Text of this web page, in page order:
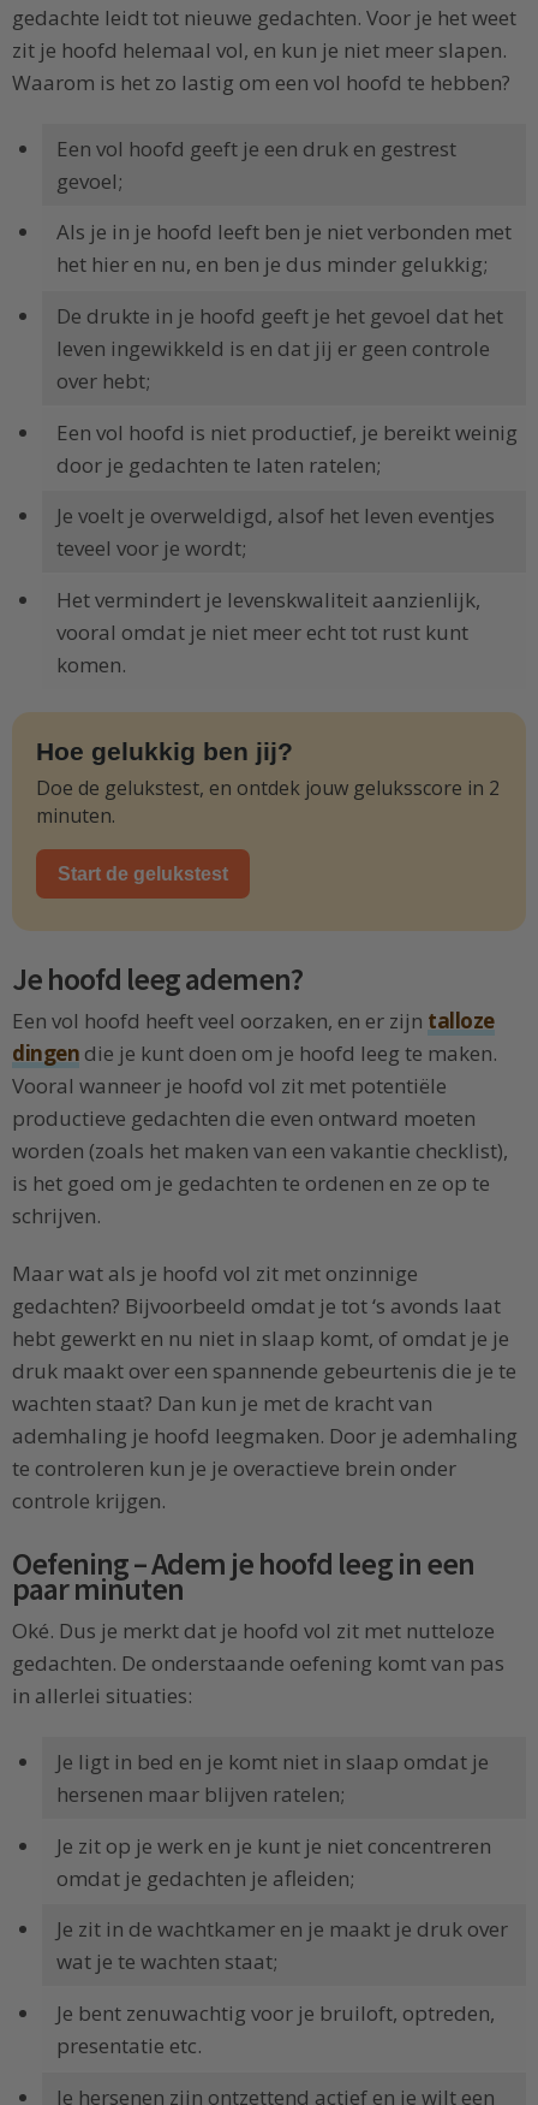
gedachte leidt tot nieuwe gedachten. Voor je het weet
zit je hoofd helemaal vol, en kun je niet meer slapen.
Waarom is het zo lastig om een vol hoofd te hebben?
Een vol hoofd geeft je een druk en gestrest
gevoel;
Als je in je hoofd leeft ben je niet verbonden met
het hier en nu, en ben je dus minder gelukkig;
De drukte in je hoofd geeft je het gevoel dat het
leven ingewikkeld is en dat jij er geen controle
over hebt;
Een vol hoofd is niet productief, je bereikt weinig
door je gedachten te laten ratelen;
Je voelt je overweldigd, alsof het leven eventjes
teveel voor je wordt;
Het vermindert je levenskwaliteit aanzienlijk,
vooral omdat je niet meer echt tot rust kunt
komen.
Hoe gelukkig ben jij?
Doe de gelukstest, en ontdek jouw geluksscore in 2
minuten.
Start de gelukstest
Je hoofd leeg ademen?
Een vol hoofd heeft veel oorzaken, en er zijn talloze
dingen die je kunt doen om je hoofd leeg te maken.
Vooral wanneer je hoofd vol zit met potentiële
productieve gedachten die even ontward moeten
worden (zoals het maken van een vakantie checklist),
is het goed om je gedachten te ordenen en ze op te
schrijven.
Maar wat als je hoofd vol zit met onzinnige
gedachten? Bijvoorbeeld omdat je tot ‘s avonds laat
hebt gewerkt en nu niet in slaap komt, of omdat je je
druk maakt over een spannende gebeurtenis die je te
wachten staat? Dan kun je met de kracht van
ademhaling je hoofd leegmaken. Door je ademhaling
te controleren kun je je overactieve brein onder
controle krijgen.
Oefening – Adem je hoofd leeg in een
paar minuten
Oké. Dus je merkt dat je hoofd vol zit met nutteloze
gedachten. De onderstaande oefening komt van pas
in allerlei situaties:
Je ligt in bed en je komt niet in slaap omdat je
hersenen maar blijven ratelen;
Je zit op je werk en je kunt je niet concentreren
omdat je gedachten je afleiden;
Je zit in de wachtkamer en je maakt je druk over
wat je te wachten staat;
Je bent zenuwachtig voor je bruiloft, optreden,
presentatie etc.
Je hersenen zijn ontzettend actief en je wilt een